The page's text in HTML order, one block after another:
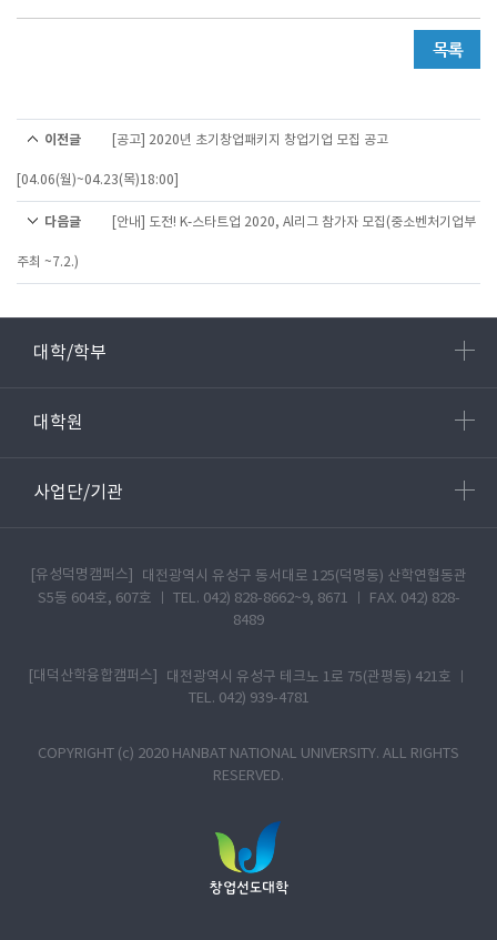
이전글 [공고] 2020년 초기창업패키지 창업기업 모집 공고
[04.06(월)~04.23(목)18:00]
다음글 [안내] 도전! K-스타트업 2020, Al리그 참가자 모집(중소벤처기업부
주최 ~7.2.)
대학/학부
대학원
사업단/기관
[유성덕명캠퍼스]
대전광역시 유성구 동서대로 125(덕명동) 산학연협동관
S5동 604호, 607호 ㅣ TEL. 042) 828-8662~9, 8671 ㅣ FAX. 042) 828-
8489
[대덕산학융합캠퍼스]
대전광역시 유성구 테크노 1로 75(관평동) 421호 ㅣ
TEL. 042) 939-4781
COPYRIGHT (c) 2020 HANBAT NATIONAL UNIVERSITY. ALL RIGHTS
RESERVED.